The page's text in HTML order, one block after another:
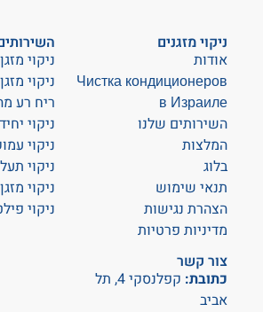
ניקוי מזגנים
אודות
Чистка кондиционеров
в Израиле
השירותים שלנו
המלצות
בלוג
תנאי שימוש
הצהרת נגישות
מדיניות פרטיות
צור קשר
כתובת:
קפלנסקי 4, תל
אביב
ניקוי
ניקוי
ריח רע
ניקוי
ניקוי
ניקוי
ניקוי
ניקוי